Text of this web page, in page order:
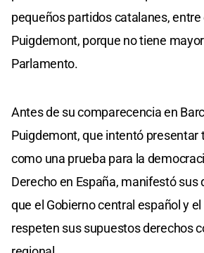
pequeños partidos catalanes, entre
Puigdemont, porque no tiene
Parlamento.
Antes de su comparecencia en
Puigdemont, que intentó presentar
como una prueba para la
Derecho en España, manifestó sus
que el Gobierno central español y
respeten sus supuestos derechos